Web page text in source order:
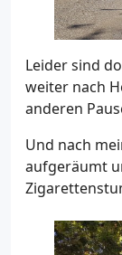
Leider sind
weiter nach
anderen
Und nach
aufgeräumt